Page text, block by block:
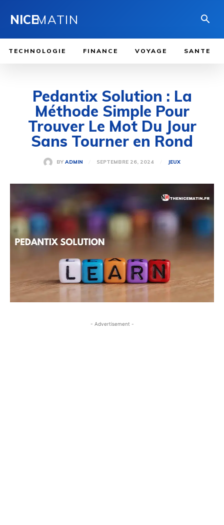
NICEMATIN
TECHNOLOGIE FINANCE VOYAGE SANTE
Pedantix Solution : La
Méthode Simple Pour
Trouver Le Mot Du Jour
Sans Tourner en Rond
BY ADMIN SEPTEMBRE 26, 2024 JEUX
- Advertisement -